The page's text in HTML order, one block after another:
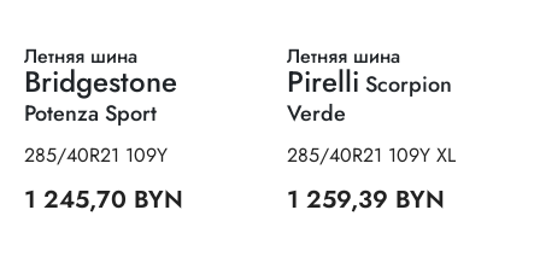
Летняя шина
Bridgestone
Potenza Sport
285/40R21 109Y
1 245,70 BYN
Летняя шина
Pirelli Scorpion
Verde
285/40R21 109Y XL
1 259,39 BYN